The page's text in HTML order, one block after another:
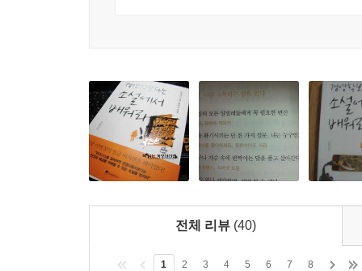
21세기는 세상이 던진 문제를 푸는 자가 아니
창의적으로 사고하고 미래를 통찰할 수 있는 힘을
이병철, 안철수, 피터 드러커, 톰 피터스 ……
이 시대 최고의 경영의 구루들이 강조한 소설 읽기
그 저류에 흐르는 기본적인 생각, 인간의 마음가
전체 리뷰 (40)
1 2 3 4 5 6 7 8